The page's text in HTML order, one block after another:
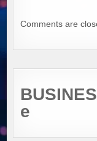
Comments are
e